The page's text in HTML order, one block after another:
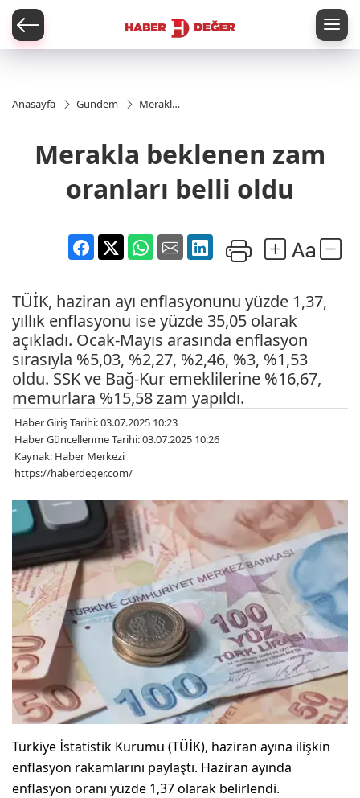
Anasayfa Gündem
Merakla
oranları
belli oldu
Merakla beklenen zam
oranları belli oldu
TÜİK, haziran ayı enflasyonunu yüzde 1,37,
yıllık enflasyonu ise yüzde 35,05 olarak
açıkladı. Ocak-Mayıs arasında enflasyon
sırasıyla %5,03, %2,27, %2,46, %3, %1,53
oldu. SSK ve Bağ-Kur emeklilerine %16,67,
memurlara %15,58 zam yapıldı.
Haber Giriş Tarihi: 03.07.2025 10:23
Haber Güncellenme Tarihi: 03.07.2025 10:26
Kaynak: Haber Merkezi
https://haberdeger.com/
Türkiye İstatistik Kurumu (TÜİK), haziran ayına ilişkin
enflasyon rakamlarını paylaştı. Haziran ayında
enflasyon oranı yüzde 1,37 olarak belirlendi.